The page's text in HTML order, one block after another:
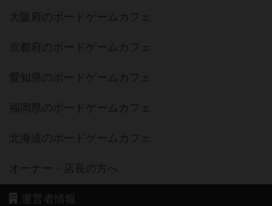
大阪府のボードゲームカフェ
京都府のボードゲームカフェ
愛知県のボードゲームカフェ
福岡県のボードゲームカフェ
北海道のボードゲームカフェ
オーナー・店長の方へ
運営者情報